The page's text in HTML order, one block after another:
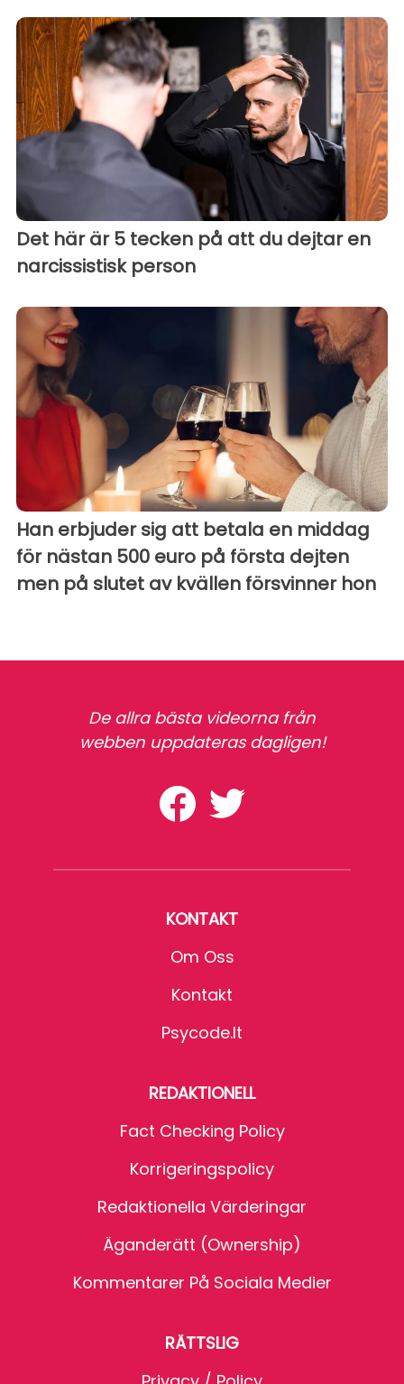
Det här är 5 tecken på att du dejtar en
narcissistisk person
Han erbjuder sig att betala en middag
för nästan 500 euro på första dejten
men på slutet av kvällen försvinner hon
De allra bästa videorna från
webben uppdateras dagligen!
KONTAKT
Om Oss
Kontakt
Psycode.it
REDAKTIONELL
Fact Checking Policy
Korrigeringspolicy
Redaktionella Värderingar
Äganderätt (Ownership)
Kommentarer På Sociala Medier
RÄTTSLIG